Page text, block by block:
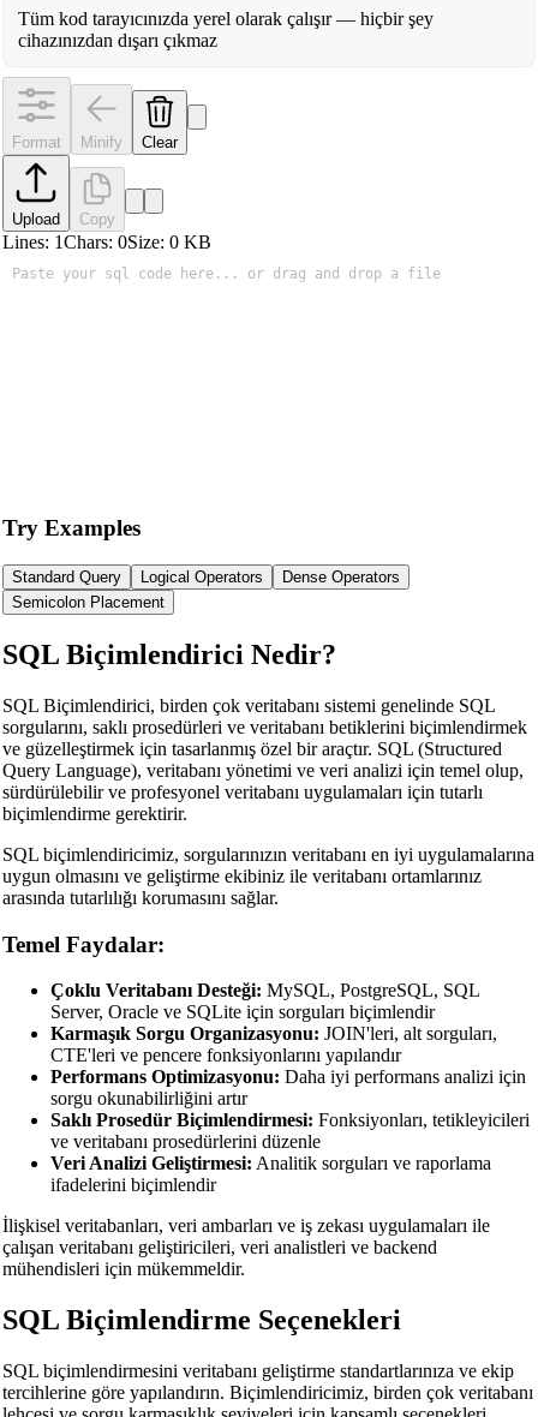
Tüm kod tarayıcınızda yerel olarak çalışır — hiçbir şey
cihazınızdan dışarı çıkmaz
Format Minify Clear
Upload Copy
Lines: 1Chars: 0Size: 0KB
Try Examples
Standard Query Logical Operators
Dense Operators
Semicolon Placement
SQL Biçimlendirici Nedir?
SQL Biçimlendirici, birden çok veritabanı sistemi genelinde SQL
sorgularını, saklı prosedürleri ve veritabanı betiklerini biçimlendirmek
ve güzelleştirmek için tasarlanmış özel bir araçtır. SQL (Structured
Query Language), veritabanı yönetimi ve veri analizi için temel olup,
sürdürülebilir ve profesyonel veritabanı uygulamaları için tutarlı
biçimlendirme gerektirir.
SQL biçimlendiricimiz, sorgularınızın veritabanı en iyi uygulamalarına
uygun olmasını ve geliştirme ekibiniz ile veritabanı ortamlarınız
arasında tutarlılığı korumasını sağlar.
Temel Faydalar:
Çoklu Veritabanı Desteği: MySQL, PostgreSQL, SQL
Server, Oracle ve SQLite için sorguları biçimlendir
Karmaşık Sorgu Organizasyonu: JOIN'leri, alt sorguları,
CTE'leri ve pencere fonksiyonlarını yapılandır
Performans Optimizasyonu: Daha iyi performans analizi için
sorgu okunabilirliğini artır
Saklı Prosedür Biçimlendirmesi: Fonksiyonları, tetikleyicileri
ve veritabanı prosedürlerini düzenle
Veri Analizi Geliştirmesi: Analitik sorguları ve raporlama
ifadelerini biçimlendir
İlişkisel veritabanları, veri ambarları ve iş zekası uygulamaları ile
çalışan veritabanı geliştiricileri, veri analistleri ve backend
mühendisleri için mükemmeldir.
SQL Biçimlendirme Seçenekleri
SQL biçimlendirmesini veritabanı geliştirme standartlarınıza ve ekip
tercihlerine göre yapılandırın. Biçimlendiricimiz, birden çok veritabanı